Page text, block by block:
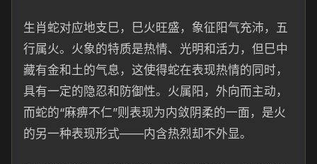
生肖蛇对应地支巳，巳火旺盛，象征阳气充沛，五
行属火。火象的特质是热情、光明和活力，但巳中
藏有金和土的气息，这使得蛇在表现热情的同时，
具有一定的隐忍和防御性。火属阳，外向而主动，
而蛇的“麻痹不仁”则表现为内敛阴柔的一面，是火
的另一种表现形式——内含热烈却不外显。